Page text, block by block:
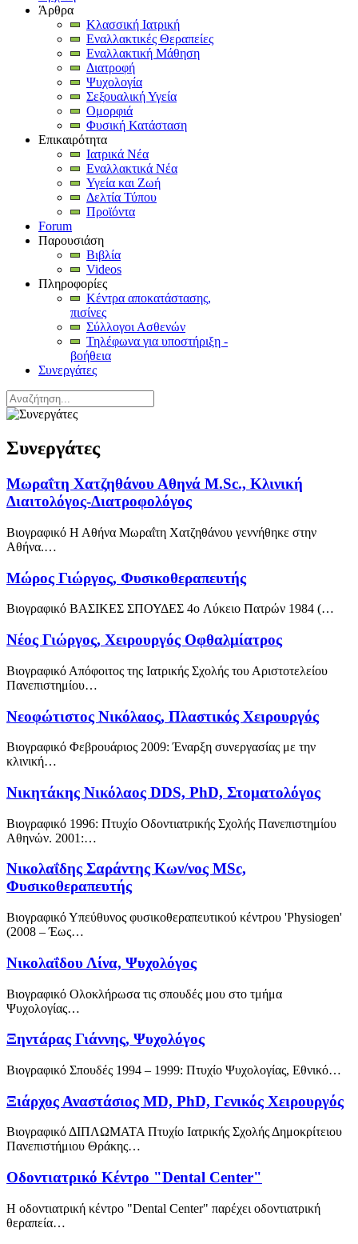
Άρθρα
Κλασσική Ιατρική
Εναλλακτικές Θεραπείες
Εναλλακτική Μάθηση
Διατροφή
Ψυχολογία
Σεξουαλική Υγεία
Ομορφιά
Φυσική Κατάσταση
Επικαιρότητα
Ιατρικά Νέα
Εναλλακτικά Νέα
Υγεία και Ζωή
Δελτία Τύπου
Προϊόντα
Forum
Παρουσιάση
Βιβλία
Videos
Πληροφορίες
Κέντρα αποκατάστασης,
πισίνες
Σύλλογοι Ασθενών
Τηλέφωνα για υποστήριξη -
βοήθεια
Συνεργάτες
Συνεργάτες
Μωραΐτη Χατζηθάνου Αθηνά M.Sc., Κλινική
Διαιτολόγος-Διατροφολόγος
Βιογραφικό Η Αθήνα Μωραΐτη Χατζηθάνου γεννήθηκε στην
Αθήνα.…
Μώρος Γιώργος, Φυσικοθεραπευτής
Βιογραφικό ΒΑΣΙΚΕΣ ΣΠΟΥΔΕΣ 4o Λύκειο Πατρών 1984 (…
Νέος Γιώργος, Χειρουργός Οφθαλμίατρος
Βιογραφικό Απόφοιτος της Ιατρικής Σχολής του Αριστοτελείου
Πανεπιστημίου…
Νεοφώτιστος Νικόλαος, Πλαστικός Χειρουργός
Βιογραφικό Φεβρουάριος 2009: Έναρξη συνεργασίας με την
κλινική…
Νικητάκης Νικόλαος DDS, PhD, Στοματολόγος
Βιογραφικό 1996: Πτυχίο Οδοντιατρικής Σχολής Πανεπιστημίου
Αθηνών. 2001:…
Νικολαΐδης Σαράντης Κων/νος MSc,
Φυσικοθεραπευτής
Βιογραφικό Υπεύθυνος φυσικοθεραπευτικού κέντρου 'Physiogen'
(2008 – Έως…
Νικολαΐδου Λίνα, Ψυχολόγος
Βιογραφικό Ολοκλήρωσα τις σπουδές μου στο τμήμα
Ψυχολογίας…
Ξηντάρας Γιάννης, Ψυχολόγος
Βιογραφικό Σπουδές 1994 – 1999: Πτυχίο Ψυχολογίας, Εθνικό…
Ξιάρχος Αναστάσιος MD, PhD, Γενικός Χειρουργός
Βιογραφικό ΔΙΠΛΩΜΑΤΑ Πτυχίο Ιατρικής Σχολής Δημοκρίτειου
Πανεπιστήμιου Θράκης…
Οδοντιατρικό Κέντρο "Dental Center"
Η οδοντιατρική κέντρο "Dental Center" παρέχει οδοντιατρική
θεραπεία…